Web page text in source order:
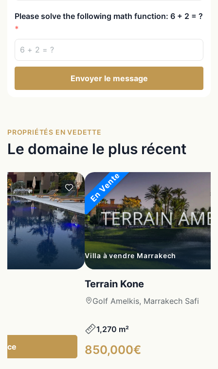
Please solve the following math function: 6 + 2 = ?
Envoyer le message
PROPRIÉTÉS EN VEDETTE
Le domaine le plus récent
En Vente
Villa à vendre Marrakech
Terrain Kone
Golf Amelkis, Marrakech Safi
1,270 m²
850,000€